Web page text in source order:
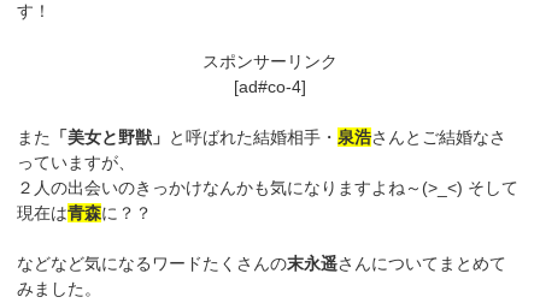
す！
スポンサーリンク
[ad#co-4]
また 「美女と野獣」 と呼ばれた結婚相手・泉浩さんとご結婚なさ
っていますが、
２人の出会いのきっかけなんかも気になりますよね～(>_<) そして
現在は青森に？？
などなど気になるワードたくさんの末永遥さんについてまとめて
みました。